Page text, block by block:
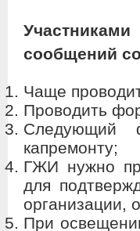
сообщений
Чаще
Проводить
Следующий
капремонту;
ГЖИ нужно
для
организации,
При